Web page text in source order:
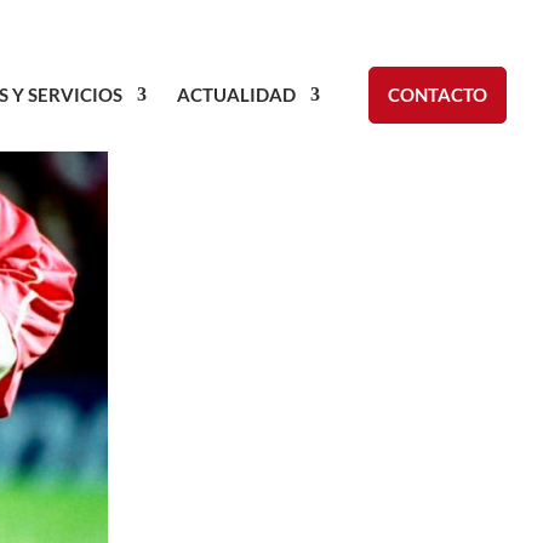
Y SERVICIOS ACTUALIDAD CONTACTO